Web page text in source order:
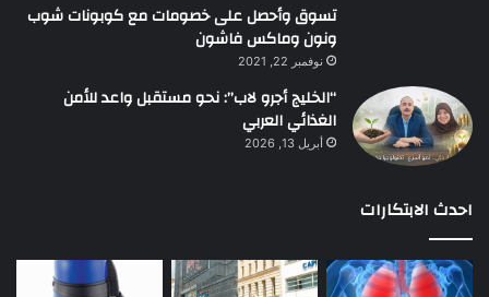
تسوق وأحصل على خصومات مع كوبونات شوب
ونون وماكس فاشون
نوفمبر 22, 2021
“الخليج أجرو لاب”: نحو مستقبل واعد للأمن
الغذائي العربي
أبريل 13, 2026
احدث الابتكارات